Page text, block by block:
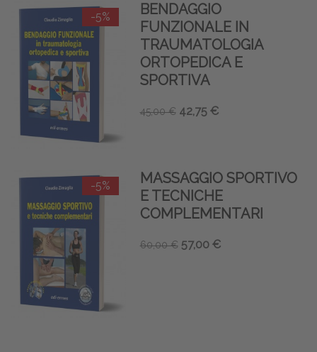
-5%
BENDAGGIO
FUNZIONALE IN
TRAUMATOLOGIA
ORTOPEDICA E
SPORTIVA
45,00 € 42,75 €
-5%
MASSAGGIO SPORTIVO
E TECNICHE
COMPLEMENTARI
60,00 € 57,00 €